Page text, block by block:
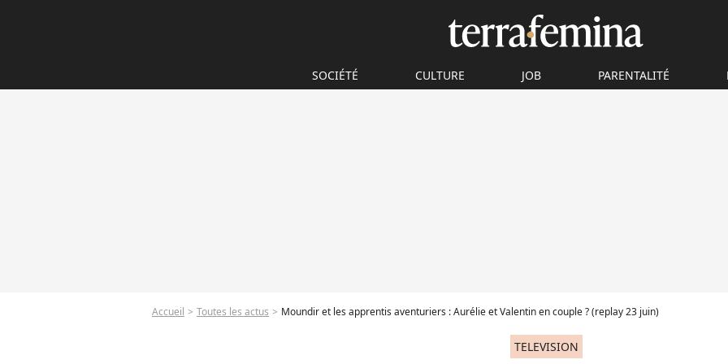
SOCIÉTÉ CULTURE JOB PARENTALITÉ
Accueil Toutes les actus Moundir et les apprentis aventuriers : Aurélie et Valentin en couple ? (replay 23 juin)
TELEVISION